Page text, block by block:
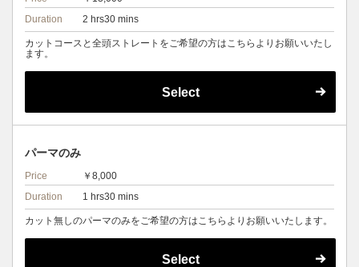
Duration
2 hrs30 mins
カットコースと全頭ストレートをご希望の方はこちらよりお願いいたし
ます。
Select
パーマのみ
Price
￥8,000
Duration
1 hrs30 mins
カット無しのパーマのみをご希望の方はこちらよりお願いいたします。
Select